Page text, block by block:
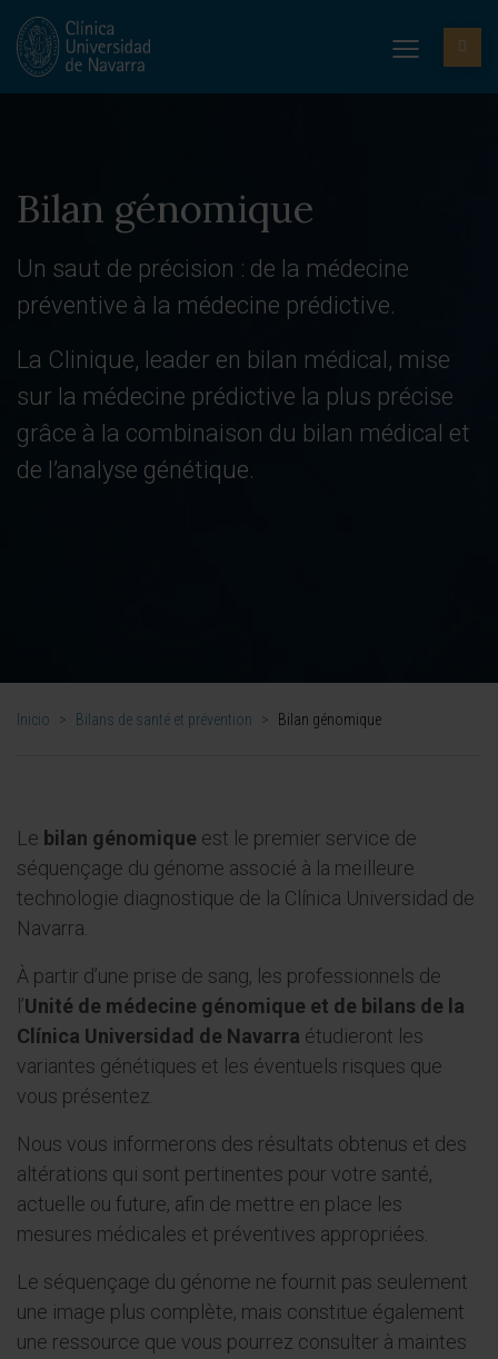
Bilan génomique
Un saut de précision : de la médecine
préventive à la médecine prédictive.
La Clinique, leader en bilan médical, mise
sur la médecine prédictive la plus précise
grâce à la combinaison du bilan médical et
de l’analyse génétique.
Inicio > Bilans de santé et prévention > Bilan génomique
Le bilan génomique est le premier service de
séquençage du génome associé à la meilleure
technologie diagnostique de la Clínica Universidad de
Navarra.
À partir d’une prise de sang, les professionnels de
l’Unité de médecine génomique et de bilans de la
Clínica Universidad de Navarra étudieront les
variantes génétiques et les éventuels risques que
vous présentez.
Nous vous informerons des résultats obtenus et des
altérations qui sont pertinentes pour votre santé,
actuelle ou future, afin de mettre en place les
mesures médicales et préventives appropriées.
Le séquençage du génome ne fournit pas seulement
une image plus complète, mais constitue également
une ressource que vous pourrez consulter à maintes